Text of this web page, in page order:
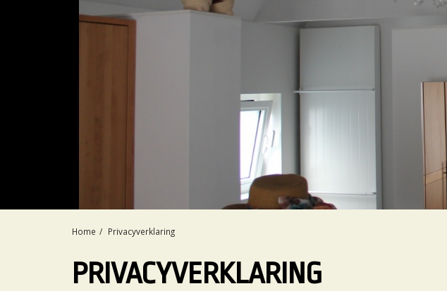
Home Privacyverklaring
PRIVACYVERKLARING